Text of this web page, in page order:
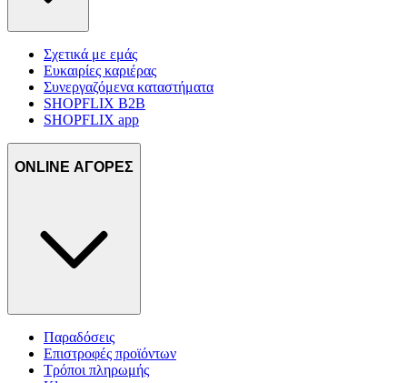
Σχετικά με εμάς
Ευκαιρίες καριέρας
Συνεργαζόμενα καταστήματα
SHOPFLIX B2B
SHOPFLIX app
ONLINE ΑΓΟΡΕΣ
Παραδόσεις
Επιστροφές προϊόντων
Τρόποι πληρωμής